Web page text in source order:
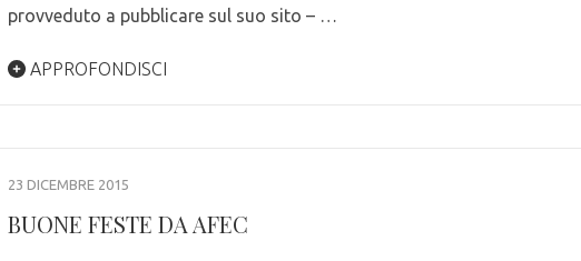
provveduto a pubblicare sul suo sito – …
APPROFONDISCI
23 DICEMBRE 2015
BUONE FESTE DA AFEC